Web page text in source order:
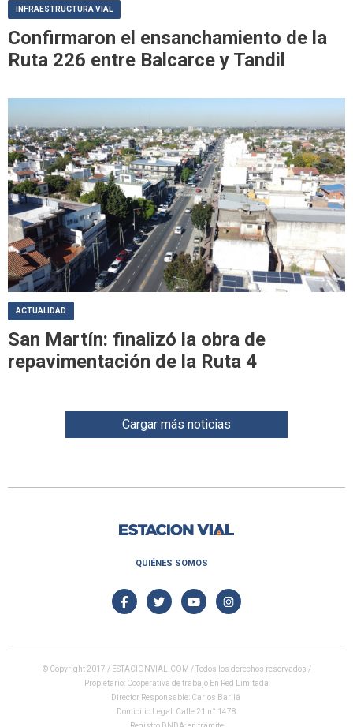
INFRAESTRUCTURA VIAL
Confirmaron el ensanchamiento de la
Ruta 226 entre Balcarce y Tandil
ACTUALIDAD
San Martín: finalizó la obra de
repavimentación de la Ruta 4
Cargar más noticias
QUIÉNES SOMOS
© Copyright 2017 / ESTACIONVIAL.COM / Todos los derechos reservados /
Propietario: Cooperativa de trabajo En Red Limitada
Director Responsable: Carlos Barilá
Domicilio Legal: Calle 21 n° 1478